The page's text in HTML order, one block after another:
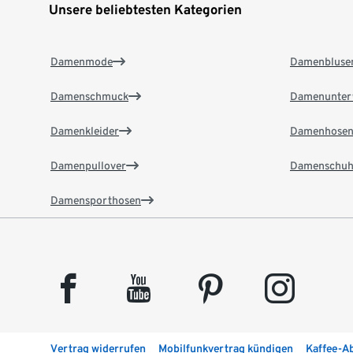
Unsere beliebtesten Kategorien
Damenmode
Damenschmuck
Damenkleider
Damenpullover
Damensporthosen
Damenhosen
facebook youtube pinterest instagram
Vertrag widerrufen Mobilfunkvertrag kündigen Kaffee-